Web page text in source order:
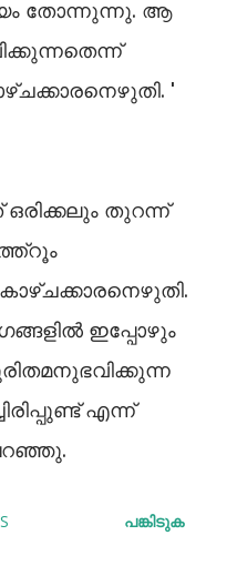
തോന്നുന്നു. ആ
'
തുറന്ന്
ഇപ്പോഴും
എന്ന്
പങ്കിടുക